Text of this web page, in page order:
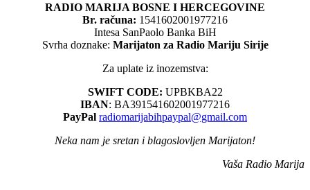
RADIO MARIJA BOSNE I HERCEGOVINE
Br. računa: 1541602001977216
Intesa SanPaolo Banka BiH
Svrha doznake: Marijaton za Radio Mariju Sirije
Za uplate iz inozemstva:
SWIFT CODE: UPBKBA22
IBAN: BA391541602001977216
PayPal radiomarijabihpaypal@gmail.com
Neka nam je sretan i blagoslovljen Marijaton!
Vaša Radio Marija